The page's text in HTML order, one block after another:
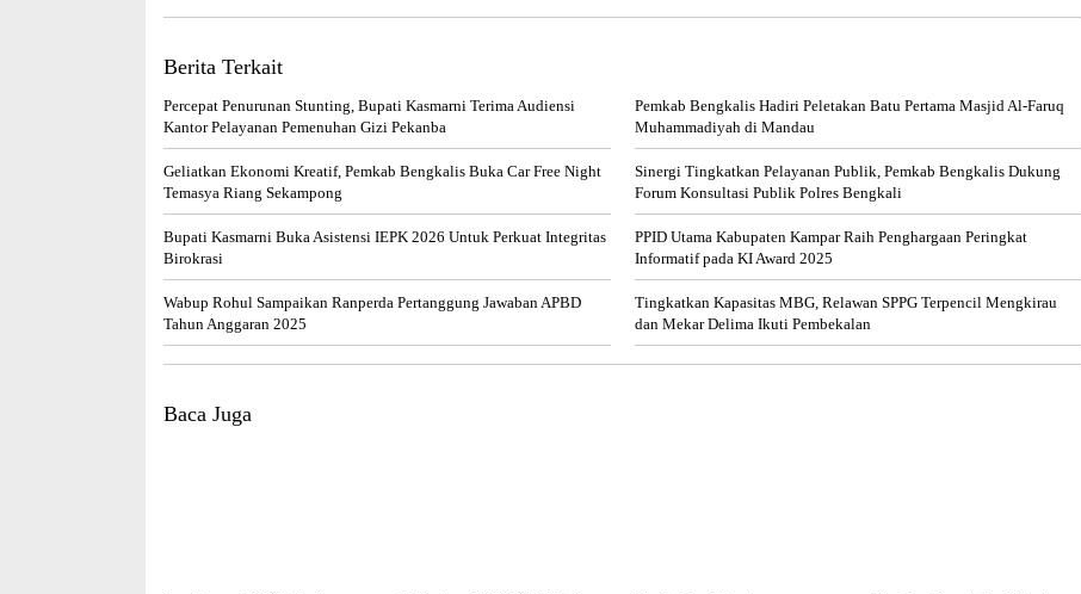
Berita Terkait
Percepat Penurunan Stunting, Bupati Kasmarni Terima Audiensi
Kantor Pelayanan Pemenuhan Gizi Pekanba
Pemkab Bengkalis Hadiri Peletakan Batu Pertama Masjid Al-Faruq
Muhammadiyah di Mandau
Geliatkan Ekonomi Kreatif, Pemkab Bengkalis Buka Car Free Night
Temasya Riang Sekampong
Sinergi Tingkatkan Pelayanan Publik, Pemkab Bengkalis Dukung
Forum Konsultasi Publik Polres Bengkali
Bupati Kasmarni Buka Asistensi IEPK 2026 Untuk Perkuat Integritas
Birokrasi
PPID Utama Kabupaten Kampar Raih Penghargaan Peringkat
Informatif pada KI Award 2025
Wabup Rohul Sampaikan Ranperda Pertanggung Jawaban APBD
Tahun Anggaran 2025
Tingkatkan Kapasitas MBG, Relawan SPPG Terpencil Mengkirau
dan Mekar Delima Ikuti Pembekalan
Baca Juga